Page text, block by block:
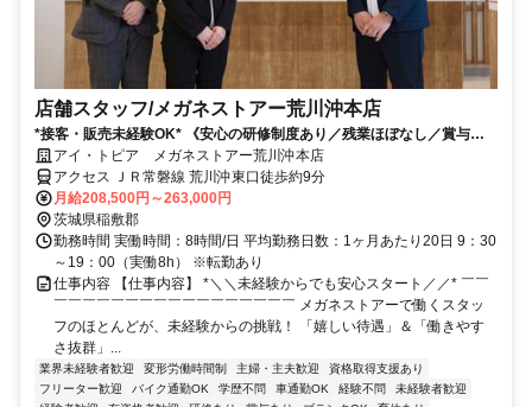
店舗スタッフ/メガネストアー荒川沖本店
*接客・販売未経験OK* 《安心の研修制度あり／残業ほぼなし／賞与年2
回／インセンティブあり》
アイ・トピア メガネストアー荒川沖本店
アクセス ＪＲ常磐線 荒川沖東口徒歩約9分
月給208,500円～263,000円
茨城県稲敷郡
勤務時間 実働時間：8時間/日 平均勤務日数：1ヶ月あたり20日 9：30
～19：00（実働8h） ※転勤あり
仕事内容 【仕事内容】 *＼＼未経験からでも安心スタート／／* ￣￣
￣￣￣￣￣￣￣￣￣￣￣￣￣￣￣￣￣ メガネストアーで働くスタッ
フのほとんどが、未経験からの挑戦！ 「嬉しい待遇」＆「働きやす
さ抜群」...
業界未経験者歓迎 変形労働時間制 主婦・主夫歓迎
資格取得支援あり
フリーター歓迎
バイク通勤OK 学歴不問 車通勤OK 経験不問
未経験者歓迎